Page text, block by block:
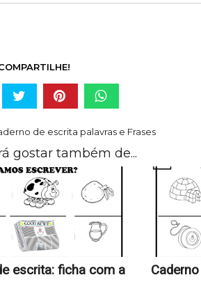
de escrita palavras e Frases
gostar também de...
escrita: ficha com a